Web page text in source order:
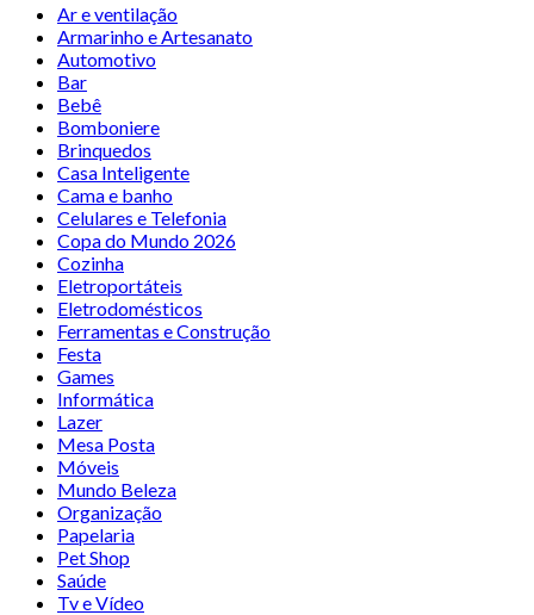
Ar e ventilação
Armarinho e Artesanato
Automotivo
Bar
Bebê
Bomboniere
Brinquedos
Casa Inteligente
Cama e banho
Celulares e Telefonia
Copa do Mundo 2026
Cozinha
Eletroportáteis
Eletrodomésticos
Ferramentas e Construção
Festa
Games
Informática
Lazer
Mesa Posta
Móveis
Mundo Beleza
Organização
Papelaria
Pet Shop
Saúde
Tv e Vídeo